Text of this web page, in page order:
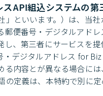
API組込システムの
」といいます。）は、当
郵便番号・デジタルアド
し、第三者にサービスを
・デジタルアドレス for
る内容とが異なる場合に
の定義は、本特約で別に